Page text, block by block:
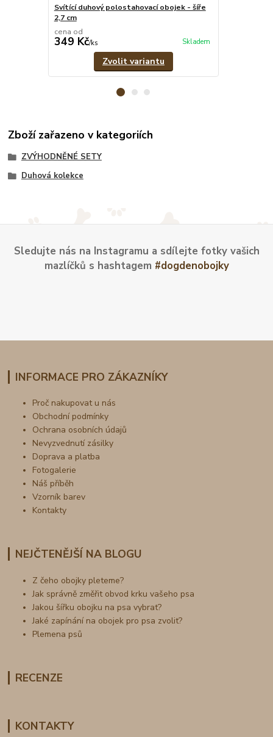
Svítící duhový polostahovací obojek - šíře
2,7 cm
cena od
349 Kč/ks Skladem
Zvolit variantu
Zboží zařazeno v kategoriích
ZVÝHODNĚNÉ SETY
Duhová kolekce
Sledujte nás na Instagramu a sdílejte fotky vašich
mazlíčků s hashtagem #dogdenobojky
INFORMACE PRO ZÁKAZNÍKY
Proč nakupovat u nás
Obchodní podmínky
Ochrana osobních údajů
Nevyzvednutí zásilky
Doprava a platba
Fotogalerie
Náš příběh
Vzorník barev
Kontakty
NEJČTENĚJŠÍ NA BLOGU
Z čeho obojky pleteme?
Jak správně změřit obvod krku vašeho psa
Jakou šířku obojku na psa vybrat?
Jaké zapínání na obojek pro psa zvolit?
Plemena psů
RECENZE
KONTAKTY